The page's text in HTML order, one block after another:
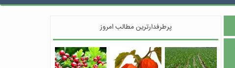
پرطرفدارترین مطالب امروز